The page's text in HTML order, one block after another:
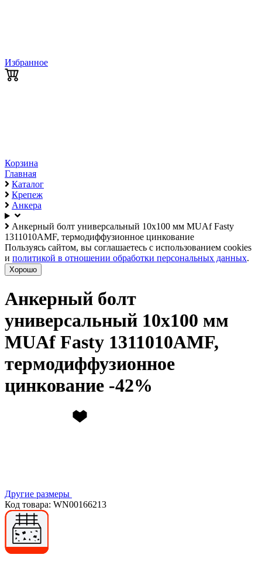
Избранное
Корзина
Главная
Каталог
Крепеж
Анкера
Анкерный болт универсальный 10х100 мм MUAf Fasty
1311010AMF, термодиффузионное цинкование
Пользуясь сайтом, вы соглашаетесь с использованием cookies
и политикой в отношении обработки персональных данных.
Хорошо
Анкерный болт
универсальный 10х100 мм
MUAf Fasty 1311010AMF,
термодиффузионное
цинкование
Другие размеры
Код товара: WN00166213